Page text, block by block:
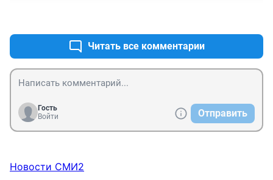
Читать все комментарии
Гость
Войти
Отправить
Новости СМИ2